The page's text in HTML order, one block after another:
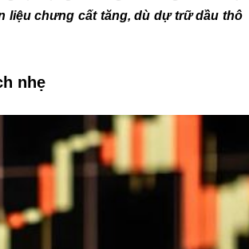
liệu chưng cất tăng, dù dự trữ dầu thô
nhẹ